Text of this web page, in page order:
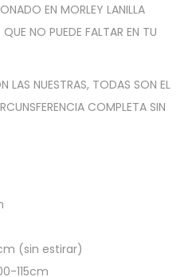
EN MORLEY LANILLA
NO PUEDE FALTAR EN TU
LAS NUESTRAS, TODAS SON EL
COMPLETA SIN
(sin estirar)
115cm